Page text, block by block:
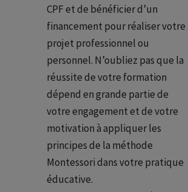
CPF et de bénéficier d’un
financement pour réaliser votre
projet professionnel ou
personnel. N’oubliez pas que la
réussite de votre formation
dépend en grande partie de
votre engagement et de votre
motivation à appliquer les
principes de la méthode
Montessori dans votre pratique
éducative.